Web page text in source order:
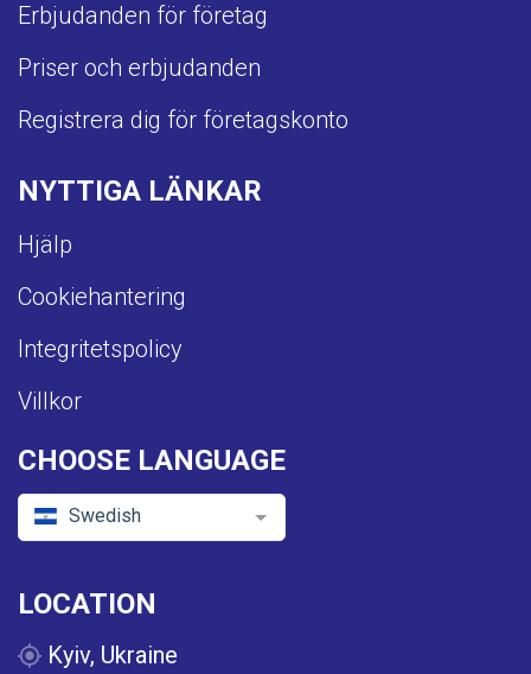
Erbjudanden för företag
Priser och erbjudanden
Registrera dig för företagskonto
NYTTIGA LÄNKAR
Hjälp
Cookiehantering
Integritetspolicy
Villkor
CHOOSE LANGUAGE
Swedish
LOCATION
Kyiv, Ukraine